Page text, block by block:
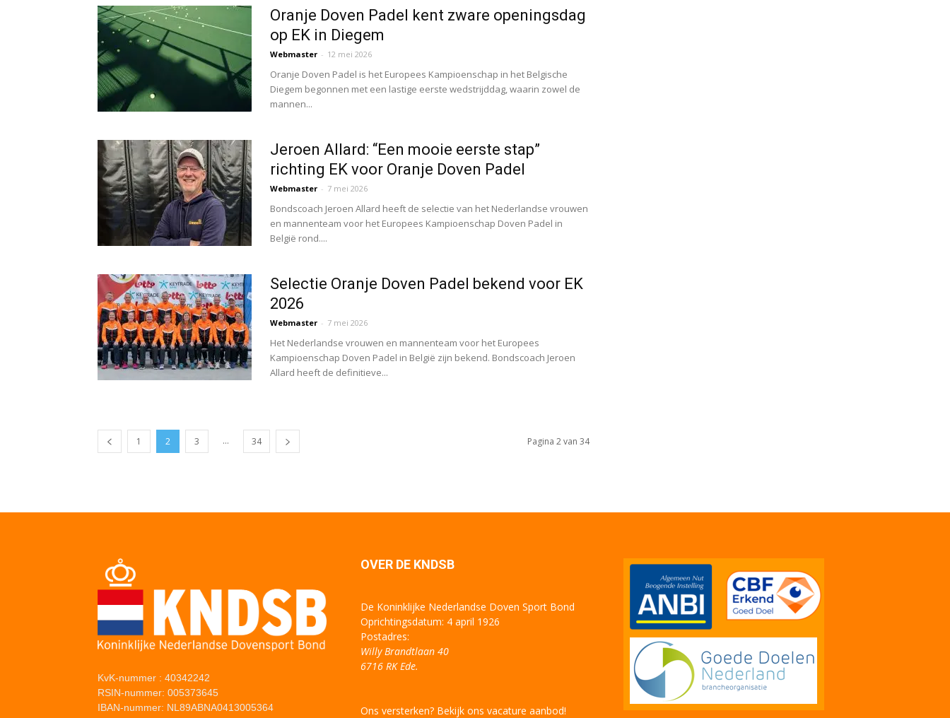
Oranje Doven Padel kent zware openingsdag
op EK in Diegem
Webmaster - 12 mei 2026
Oranje Doven Padel is het Europees Kampioenschap in het Belgische
Diegem begonnen met een lastige eerste wedstrijddag, waarin zowel de
mannen...
Jeroen Allard: “Een mooie eerste stap”
richting EK voor Oranje Doven Padel
Webmaster - 7 mei 2026
Bondscoach Jeroen Allard heeft de selectie van het Nederlandse vrouwen
en mannenteam voor het Europees Kampioenschap Doven Padel in
België rond....
Selectie Oranje Doven Padel bekend voor EK
2026
Webmaster - 7 mei 2026
Het Nederlandse vrouwen en mannenteam voor het Europees
Kampioenschap Doven Padel in België zijn bekend. Bondscoach Jeroen
Allard heeft de definitieve...
1 2 3 ... 34 Pagina 2 van 34
KvK-nummer : 40342242
RSIN-nummer: 005373645
IBAN-nummer: NL89ABNA0413005364
OVER DE KNDSB
De Koninklijke Nederlandse Doven Sport Bond
Oprichtingsdatum: 4 april 1926
Postadres:
Willy Brandtlaan 40
6716 RK Ede.
Ons versterken? Bekijk ons vacature aanbod!